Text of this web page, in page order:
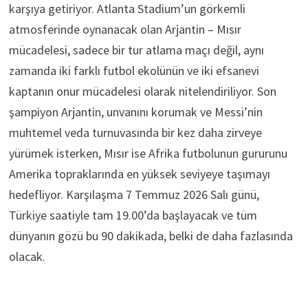
karşıya getiriyor. Atlanta Stadium’un görkemli
atmosferinde oynanacak olan Arjantin – Mısır
mücadelesi, sadece bir tur atlama maçı değil, aynı
zamanda iki farklı futbol ekolünün ve iki efsanevi
kaptanın onur mücadelesi olarak nitelendiriliyor. Son
şampiyon Arjantin, unvanını korumak ve Messi’nin
muhtemel veda turnuvasında bir kez daha zirveye
yürümek isterken, Mısır ise Afrika futbolunun gururunu
Amerika topraklarında en yüksek seviyeye taşımayı
hedefliyor. Karşılaşma 7 Temmuz 2026 Salı günü,
Türkiye saatiyle tam 19.00’da başlayacak ve tüm
dünyanın gözü bu 90 dakikada, belki de daha fazlasında
olacak.